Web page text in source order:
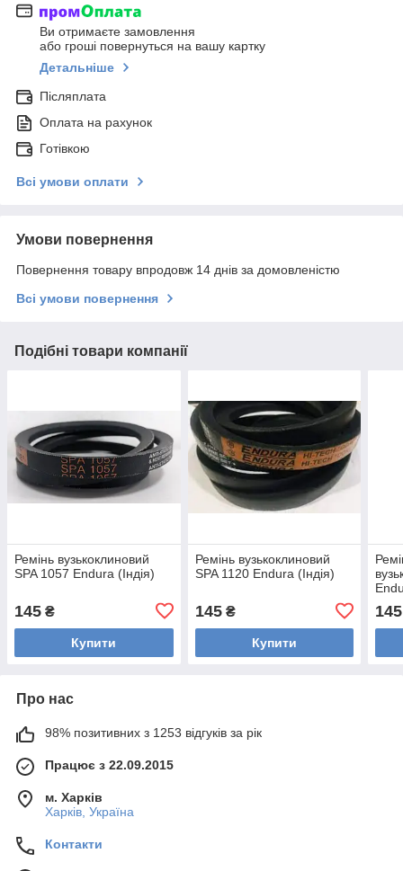
Ви отримаєте замовлення
або гроші повернуться на вашу картку
Детальніше
Післяплата
Оплата на рахунок
Готівкою
Всі умови оплати
Умови повернення
Повернення товару впродовж 14 днів за домовленістю
Всі умови повернення
Подібні товари компанії
Ремінь вузькоклиновий
SPA 1057 Endura (Індія)
145 ₴
Купити
Ремінь вузькоклиновий
SPA 1120 Endura (Індія)
145₴
Купити
145
Про нас
98% позитивних з 1253 відгуків за рік
Працює з 22.09.2015
м. Харків
Харків, Україна
Контакти